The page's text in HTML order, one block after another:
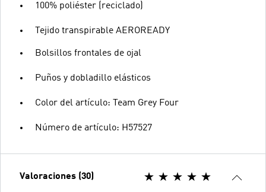
100% poliéster (reciclado)
Tejido transpirable AEROREADY
Bolsillos frontales de ojal
Puños y dobladillo elásticos
Color del artículo: Team Grey Four
Número de artículo: H57527
Valoraciones (30)